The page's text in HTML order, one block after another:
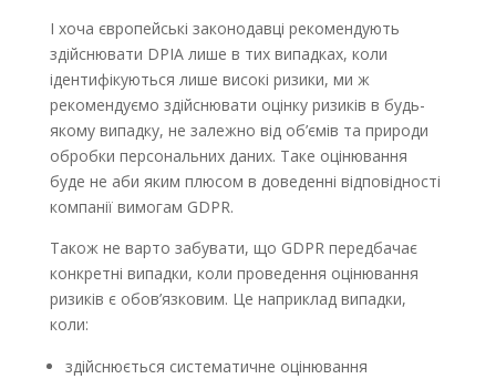
І хоча європейські законодавці рекомендують
здійснювати DPIA лише в тих випадках, коли
ідентифікуються лише високі ризики, ми ж
рекомендуємо здійснювати оцінку ризиків в будь-
якому випадку, не залежно від об’ємів та природи
обробки персональних даних. Таке оцінювання
буде не аби яким плюсом в доведенні відповідності
компанії вимогам GDPR.
Також не варто забувати, що GDPR передбачає
конкретні випадки, коли проведення оцінювання
ризиків є обов’язковим. Це наприклад випадки,
коли:
здійснюється систематичне оцінювання